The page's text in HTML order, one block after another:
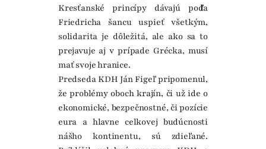
Kresťanské princípy dávajú podľa
Friedricha šancu uspieť všetkým,
solidarita je dôležitá, ale ako sa to
prejavuje aj v prípade Grécka, musí
mať svoje hranice.
Predseda KDH Ján Figeľ pripomenul,
že problémy oboch krajín, či už ide o
ekonomické, bezpečnostné, či pozície
eura a hlavne celkovej budúcnosti
nášho kontinentu, sú zdieľané.